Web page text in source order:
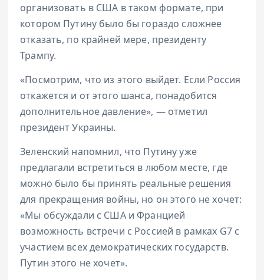
организовать в США в таком формате, при
котором Путину было бы гораздо сложнее
отказать, по крайней мере, президенту
Трампу.
«Посмотрим, что из этого выйдет. Если Россия
откажется и от этого шанса, понадобится
дополнительное давление», — отметил
президент Украины.
Зеленский напомнил, что Путину уже
предлагали встретиться в любом месте, где
можно было бы принять реальные решения
для прекращения войны, но он этого не хочет:
«Мы обсуждали с США и Францией
возможность встречи с Россией в рамках G7 с
участием всех демократических государств.
Путин этого не хочет».